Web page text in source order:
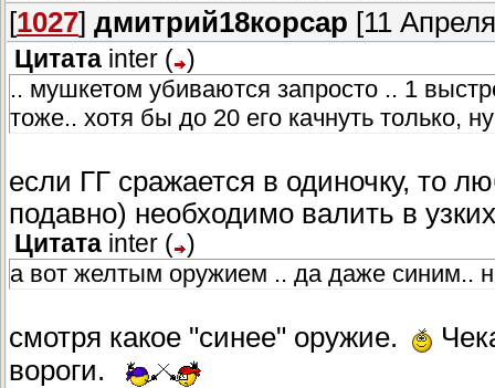
[1027] дмитрий18корсар [11
Цитата inter ( )
.. мушкетом убиваются запросто .. 1
тоже.. хотя бы до 20 его качнуть только,
если ГГ сражается в одиночку, то
подавно) необходимо валить в
Цитата inter ( )
а вот желтым оружием .. да даже синим..
смотря какое "синее" оружие.
вороги.